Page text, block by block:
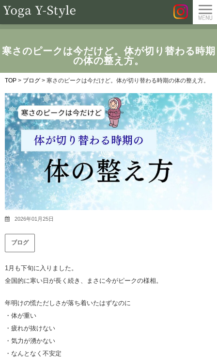
寒さのピークは今だけど。体が切り替わる時期
の体の整え方。
TOP > ブログ > 寒さのピークは今だけど。体が切り替わる時期の体の整え方。
2026年01月25日
ブログ
1月も下旬に入りました。
全国的に寒い日が長く続き、まさに今がピークの様相。
年明けの慌ただしさが落ち着いたはずなのに
・体が重い
・疲れが抜けない
・気力が湧かない
・なんとなく不安定